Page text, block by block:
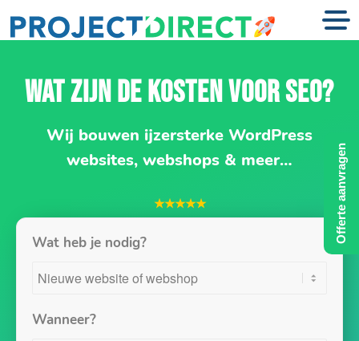
WAT ZIJN DE KOSTEN VOOR SEO?
Wij bouwen ijzersterke WordPress
websites, webshops & meer…
★★★★★
Wat heb je nodig?
Wanneer?
Offerte aanvragen